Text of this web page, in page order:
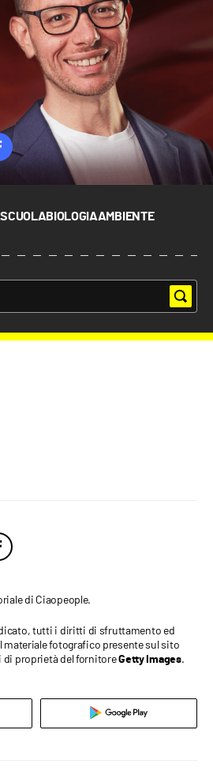
SCUOLABIOLOGIAAMBIENTE
di Ciaopeople.
tutti i diritti di sfruttamento ed
materiale fotografico presente sul sito
proprietà del fornitoreGetty Images.